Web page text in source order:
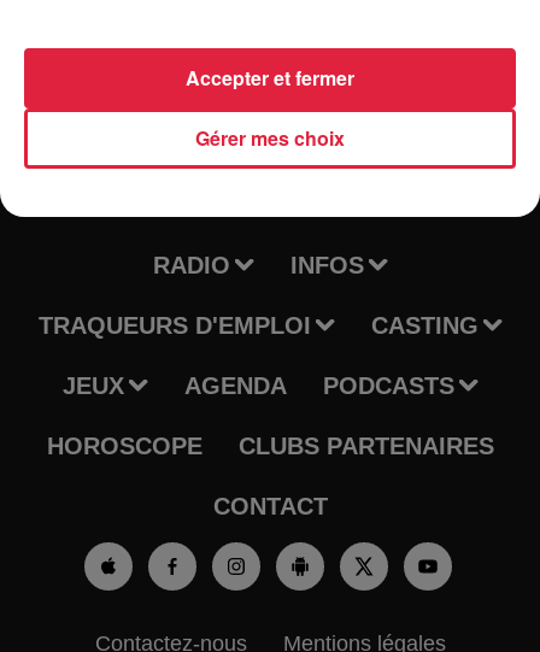
RADIO INFOS
TRAQUEURS D'EMPLOI CASTING
JEUX AGENDA PODCASTS
HOROSCOPE CLUBS PARTENAIRES
CONTACT
Contactez-nous Mentions légales
Gérer mes choix
Accepter et fermer